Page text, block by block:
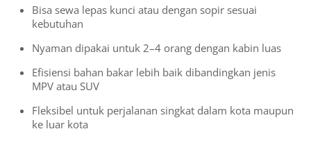
Bisa sewa lepas kunci atau dengan sopir sesuai
kebutuhan
Nyaman dipakai untuk 2–4 orang dengan kabin luas
Efisiensi bahan bakar lebih baik dibandingkan jenis
MPV atau SUV
Fleksibel untuk perjalanan singkat dalam kota maupun
ke luar kota